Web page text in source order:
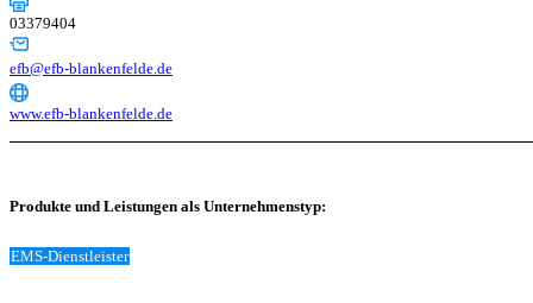
03379404
efb@efb-blankenfelde.de
www.efb-blankenfelde.de
Produkte und Leistungen als Unternehmenstyp:
EMS-Dienstleister